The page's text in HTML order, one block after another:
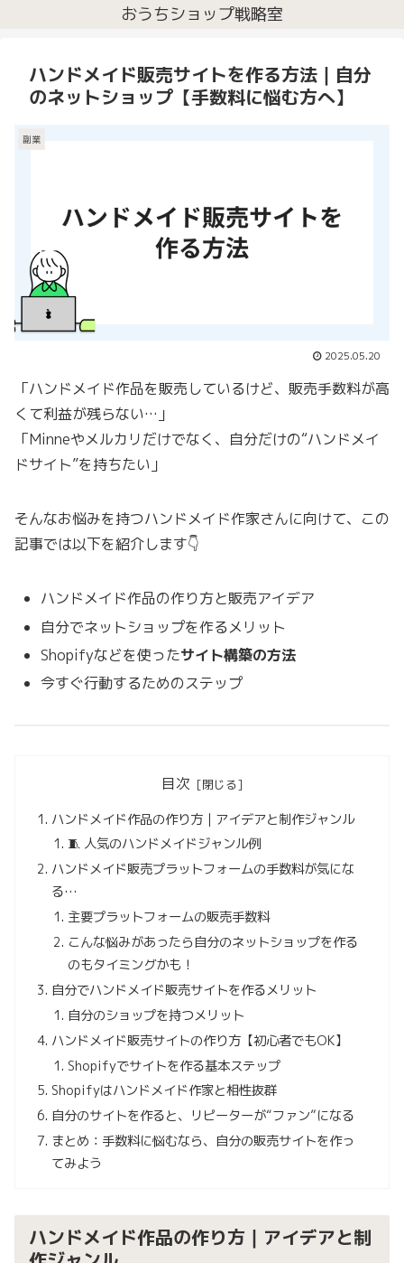
おうちショップ戦略室
ハンドメイド販売サイトを作る方法｜自分
のネットショップ【手数料に悩む方へ】
副業
2025.05.20
「ハンドメイド作品を販売しているけど、販売手数料が高
くて利益が残らない…」
「Minneやメルカリだけでなく、自分だけの“ハンドメイ
ドサイト”を持ちたい」
そんなお悩みを持つハンドメイド作家さんに向けて、この
記事では以下を紹介します👇
ハンドメイド作品の作り方と販売アイデア
自分でネットショップを作るメリット
Shopifyなどを使ったサイト構築の方法
今すぐ行動するためのステップ
目次
ハンドメイド作品の作り方｜アイデアと制作ジャンル
🧵 人気のハンドメイドジャンル例
ハンドメイド販売プラットフォームの手数料が気にな
る…
主要プラットフォームの販売手数料
こんな悩みがあったら自分のネットショップを作る
のもタイミングかも！
自分でハンドメイド販売サイトを作るメリット
自分のショップを持つメリット
ハンドメイド販売サイトの作り方【初心者でもOK】
Shopifyでサイトを作る基本ステップ
Shopifyはハンドメイド作家と相性抜群
自分のサイトを作ると、リピーターが“ファン”になる
まとめ：手数料に悩むなら、自分の販売サイトを作っ
てみよう
ハンドメイド作品の作り方｜アイデアと制